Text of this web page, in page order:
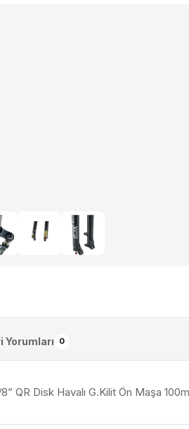
Yorumları 0
QR Disk Havalı G.Kilit Ön Maşa